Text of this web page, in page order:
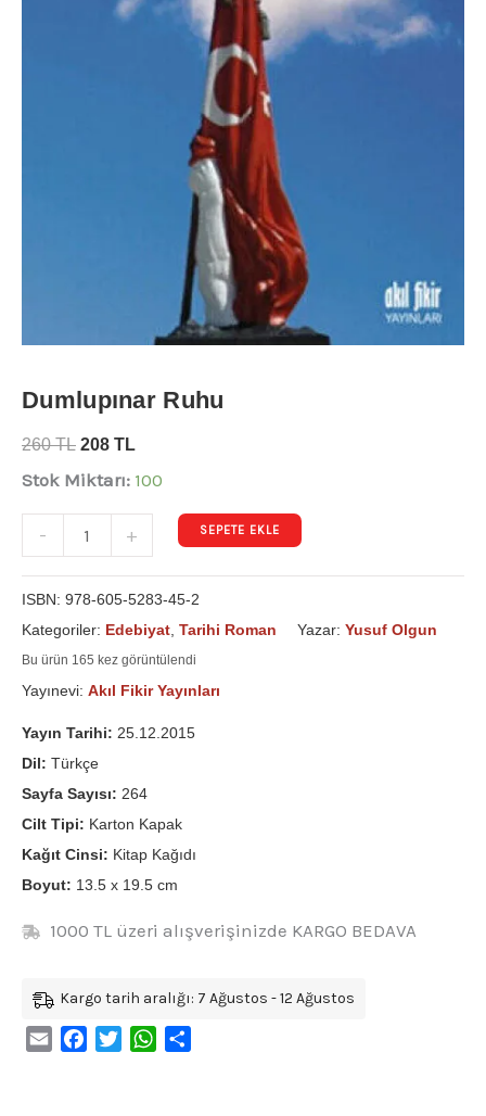
Dumlupınar Ruhu
260TL 208 TL
Stok Miktarı: 100
- + SEPETE EKLE
ISBN: 978-605-5283-45-2
Kategoriler: Edebiyat Tarihi Roman Yazar: Yusuf Olgun
Bu ürün 165 kez görüntülendi
Yayınevi: Akıl Fikir Yayınları
Yayın Tarihi: 25.12.2015
Dil: Türkçe
Sayfa Sayısı: 264
Cilt Tipi: Karton Kapak
Kağıt Cinsi: Kitap Kağıdı
Boyut: 13.5 x 19.5 cm
1000 TL üzeri alışverişinizde KARGO BEDAVA
Kargo tarih aralığı: 7 Ağustos - 12 Ağustos
Email FacebookTwitterWhatsApp